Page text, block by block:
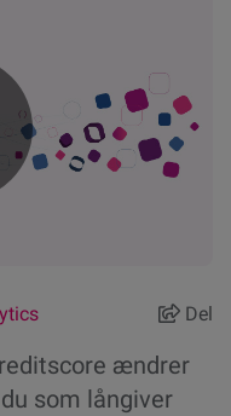
Del
ændrer
som långiver